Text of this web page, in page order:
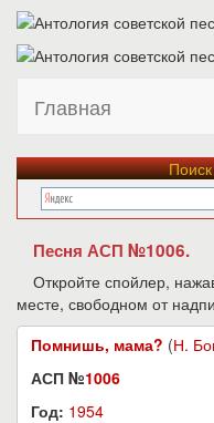
Главная
Песня АСП №1006.
Откройте спойлер,
месте, свободном от
Помнишь, мама? (Н.
АСП №1006
Год: 1954